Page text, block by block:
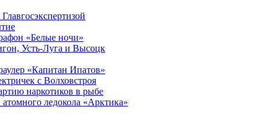
«Белые ночи»
Усть-Луга и Высоцк
«Капитан Ипатов»
с Волховстроя
наркотиков в рыбе
ледокола «Арктика»